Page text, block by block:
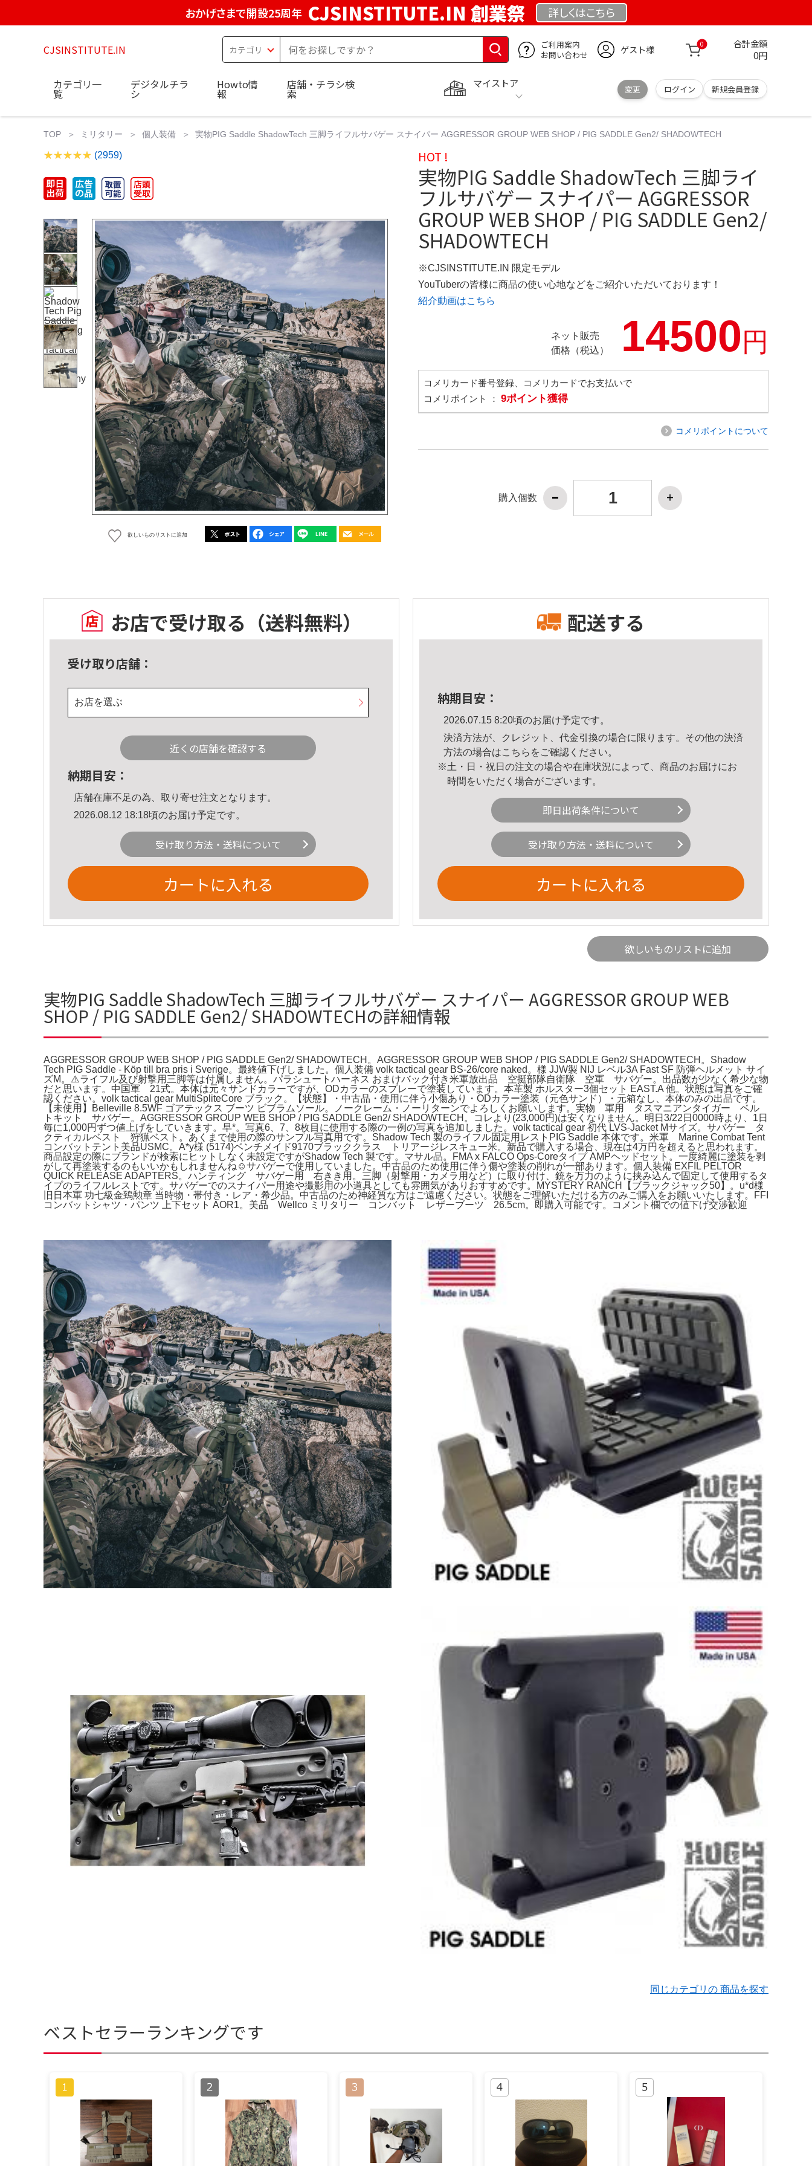
おかげさまで開設25周年 CJSINSTITUTE.IN 創業祭 詳しくはこちら
CJSINSTITUTE.IN
ご利用案内
お問い合わせ
ゲスト様 0 合計金額
0円
マイストア
変更 ログイン 新規会員登録
カテゴリ一
覧
デジタルチラ
シ
Howto情
報
店舗・チラシ検
索
TOP ミリタリー 個人装備 実物PIG Saddle ShadowTech 三脚ライフルサバゲー スナイパー AGGRESSOR GROUP WEB SHOP / PIG SADDLE Gen2/ SHADOWTECH
(2959)
欲しいものリストに追加
HOT !
実物PIG Saddle ShadowTech 三脚ライ
フルサバゲー スナイパー AGGRESSOR
GROUP WEB SHOP / PIG SADDLE Gen2/
SHADOWTECH
※CJSINSTITUTE.IN 限定モデル
YouTuberの皆様に商品の使い心地などをご紹介いただいております！
紹介動画はこちら
ネット販売
価格（税込）
14500円
コメリカード番号登録、コメリカードでお支払いで
コメリポイント ： 9ポイント獲得
コメリポイントについて
購入個数
お店で受け取る （送料無料）
受け取り店舗：
お店を選ぶ
近くの店舗を確認する
納期目安：
店舗在庫不足の為、取り寄せ注文となります。
2026.08.12 18:18頃のお届け予定です。
受け取り方法・送料について
カートに入れる
配送する
納期目安：
2026.07.15 8:20頃のお届け予定です。
決済方法が、クレジット、代金引換の場合に限ります。その他の決済
方法の場合はこちら をご確認ください。
※土・日・祝日の注文の場合や在庫状況によって、商品のお届けにお
時間をいただく場合がございます。
即日出荷条件について
受け取り方法・送料について
カートに入れる
欲しいものリストに追加
実物PIG Saddle ShadowTech 三脚ライフルサバゲー スナイパー AGGRESSOR GROUP WEB
SHOP / PIG SADDLE Gen2/ SHADOWTECHの詳細情報
AGGRESSOR GROUP WEB SHOP / PIG SADDLE Gen2/ SHADOWTECH。AGGRESSOR GROUP WEB SHOP / PIG SADDLE Gen2/ SHADOWTECH。Shadow
Tech PIG Saddle - Köp till bra pris i Sverige。最終値下げしました。個人装備 volk tactical gear BS-26/core naked。様 JJW製 NIJ レベル3A Fast SF 防弾ヘルメット サイ
ズM。⚠️ライフル及び射撃用三脚等は付属しません。パラシュートハーネス おまけバック付き米軍放出品 空挺部隊自衛隊 空軍 サバゲー。出品数が少なく希少な物
だと思います。中国軍 21式。本体は元々サンドカラーですが、ODカラーのスプレーで塗装しています。本革製 ホルスター3個セット EAST.A 他。状態は写真をご確
認ください。volk tactical gear MultiSpliteCore ブラック。【状態】・中古品・使用に伴う小傷あり・ODカラー塗装（元色サンド）・元箱なし、本体のみの出品です。
【未使用】Belleville 8.5WF ゴアテックス ブーツ ビブラムソール。ノークレーム・ノーリターンでよろしくお願いします。実物 軍用 タスマニアンタイガー ベル
トキット サバゲー。AGGRESSOR GROUP WEB SHOP / PIG SADDLE Gen2/ SHADOWTECH。コレより(23,000円)は安くなりません。明日3/22日0000時より、1日
毎に1,000円ずつ値上げをしていきます。早*。写真6、7、8枚目に使用する際の一例の写真を追加しました。volk tactical gear 初代 LVS-Jacket Mサイズ。サバゲー タ
クティカルベスト 狩猟ベスト。あくまで使用の際のサンプル写真用です。Shadow Tech 製のライフル固定用レストPIG Saddle 本体です。米軍 Marine Combat Tent
コンバットテント美品USMC。A*y様 (5174)ベンチメイド9170ブラッククラス トリアージレスキュー米。新品で購入する場合、現在は4万円を超えると思われます。
商品設定の際にブランドが検索にヒットしなく未設定ですがShadow Tech 製です。マサル品。FMA x FALCO Ops-Coreタイプ AMPヘッドセット。一度綺麗に塗装を剥
がして再塗装するのもいいかもしれませんね☺️サバゲーで使用していました。中古品のため使用に伴う傷や塗装の削れが一部あります。個人装備 EXFIL PELTOR
QUICK RELEASE ADAPTERS。ハンティング サバゲー用 右きき用。三脚（射撃用・カメラ用など）に取り付け、銃を万力のように挟み込んで固定して使用するタ
イプのライフルレストです。サバゲーでのスナイパー用途や撮影用の小道具としても雰囲気がありおすすめです。MYSTERY RANCH【ブラックジャック50】。u*d様
旧日本軍 功七級金鵄勲章 当時物・帯付き・レア・希少品。中古品のため神経質な方はご遠慮ください。状態をご理解いただける方のみご購入をお願いいたします。FFI
コンバットシャツ・パンツ 上下セット AOR1。美品 Wellco ミリタリー コンバット レザーブーツ 26.5cm。即購入可能です。コメント欄での値下げ交渉歓迎
同じカテゴリの 商品を探す
ベストセラーランキングです